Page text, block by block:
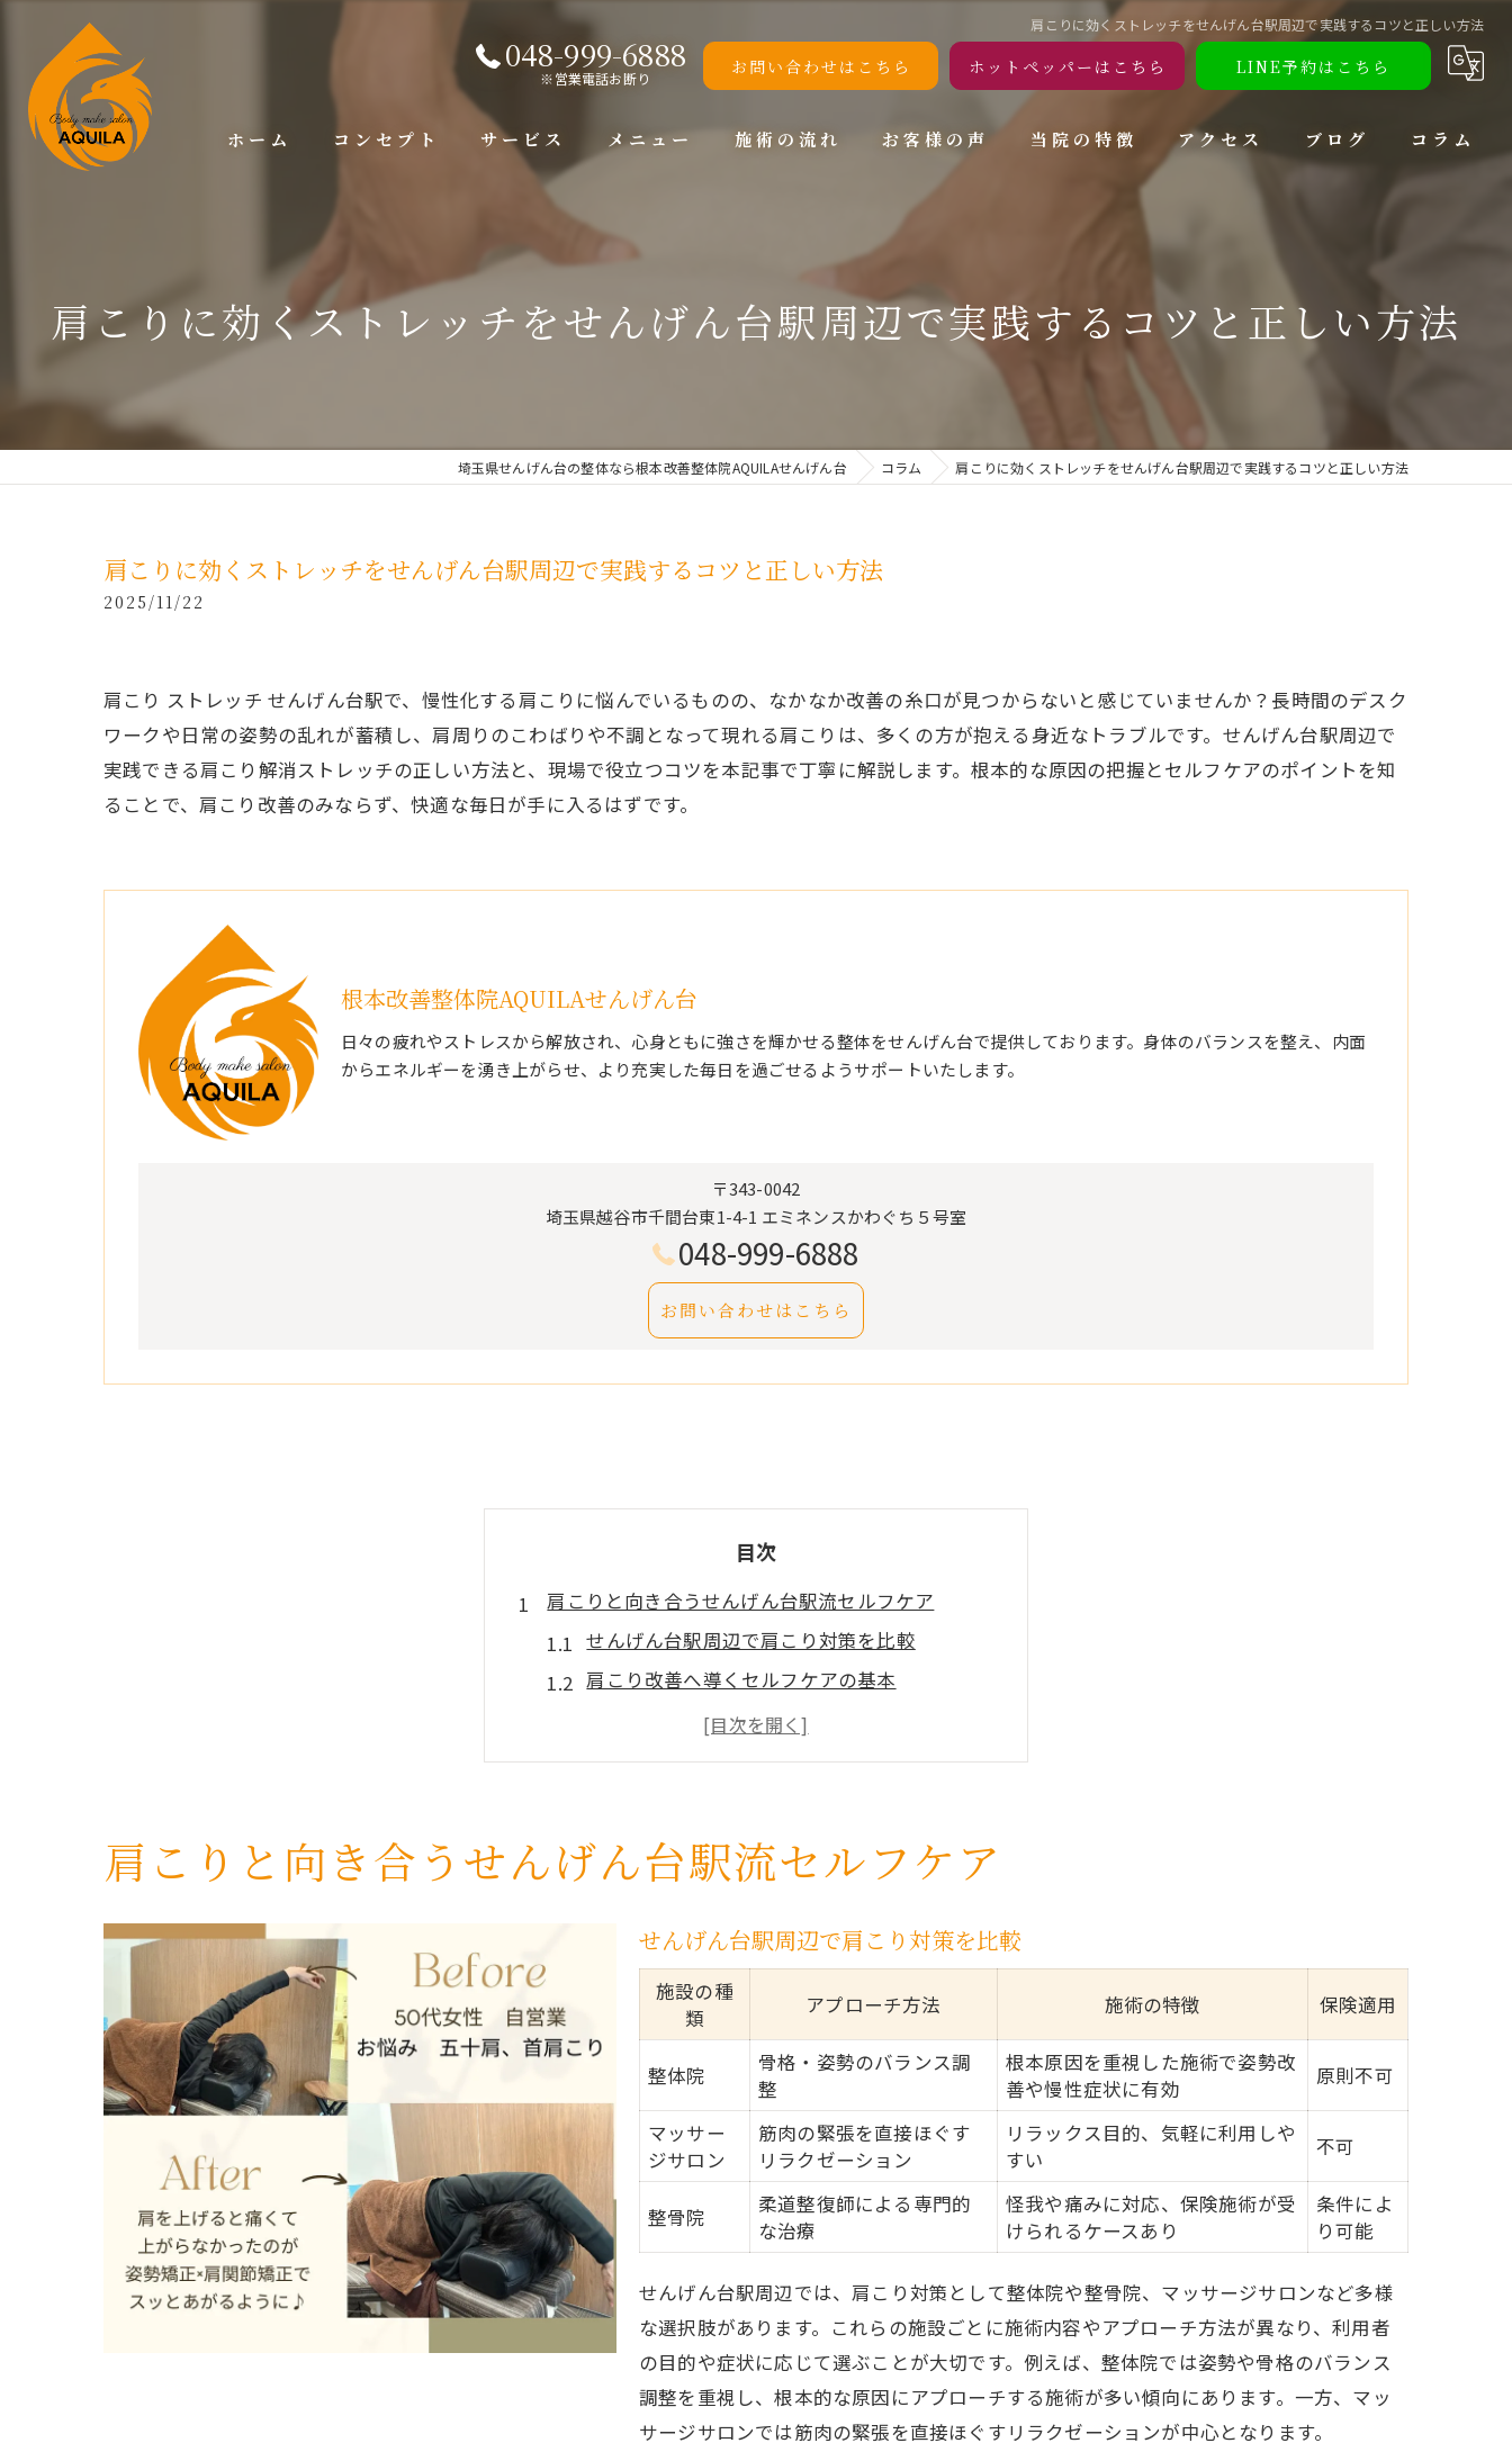
肩こりに効くストレッチをせんげん台駅周辺で実践するコツと正しい方法
048-999-6888
※営業電話お断り
お問い合わせはこちら ホットペッパーはこちら LINE予約はこちら
ホーム コンセプト サービス メニュー 施術の流れ お客様の声 当院の特徴
頭痛
アクセス ブログ コラム
肩こりに効くストレッチをせんげん台駅周辺で実践するコツと正しい方法
埼玉県せんげん台の整体なら根本改善整体院AQUILAせんげん台 コラム 肩こりに効くストレッチをせんげん台駅周辺で実践するコツと正しい方法
肩こりに効くストレッチをせんげん台駅周辺で実践するコツと正しい方法
2025/11/22
肩こり ストレッチ せんげん台駅で、慢性化する肩こりに悩んでいるものの、なかなか改善の糸口が見つからないと感じていませんか？長時間のデスク
ワークや日常の姿勢の乱れが蓄積し、肩周りのこわばりや不調となって現れる肩こりは、多くの方が抱える身近なトラブルです。せんげん台駅周辺で
実践できる肩こり解消ストレッチの正しい方法と、現場で役立つコツを本記事で丁寧に解説します。根本的な原因の把握とセルフケアのポイントを知
ることで、肩こり改善のみならず、快適な毎日が手に入るはずです。
根本改善整体院AQUILAせんげん台
日々の疲れやストレスから解放され、心身ともに強さを輝かせる整体をせんげん台で提供しております。身体のバランスを整え、内面
からエネルギーを湧き上がらせ、より充実した毎日を過ごせるようサポートいたします。
〒343-0042
埼玉県越谷市千間台東1-4-1 エミネンスかわぐち５号室
048-999-6888
お問い合わせはこちら
目次
肩こりと向き合うせんげん台駅流セルフケア
せんげん台駅周辺で肩こり対策を比較
肩こり改善へ導くセルフケアの基本
整体とストレッチを組み合わせた肩こり緩和術
日常生活で肩こりを感じたらまず試したい方法
ストレッチ習慣で肩こり解消を目指す秘訣
肩こりに効くストレッチ習慣の始め方
ストレッチを続けるためのモチベ維持法
肩こり軽減に役立つストレッチのコツ
せんげん台駅周辺で人気のストレッチ法
慢性肩こりに効く姿勢改善の新常識
肩こりと姿勢の関係性を徹底解説
姿勢改善で期待できる肩こり緩和効果
肩こり予防に最適な座り方ポイント
肩こりを悪化させないデスクワーク術
日常で意識したい姿勢のチェック方法
せんげん台駅付近で話題の肩こり対策法
せんげん台駅近くで実践できる肩こり対策
肩こりにおすすめのセルフケア法まとめ
整体やマッサージに頼らず肩こり緩和
肩こりと向き合うせんげん台駅流セルフケア
せんげん台駅周辺で肩こり対策を比較
施設の種
類
アプローチ方法 施術の特徴 保険適用
整体院
骨格・姿勢のバランス調
整
根本原因を重視した施術で姿勢改
善や慢性症状に有効
原則不可
マッサー
ジサロン
筋肉の緊張を直接ほぐす
リラクゼーション
リラックス目的、気軽に利用しや
すい
不可
整骨院
柔道整復師による専門的
な治療
怪我や痛みに対応、保険施術が受
けられるケースあり
条件によ
り可能
せんげん台駅周辺では、肩こり対策として整体院や整骨院、マッサージサロンなど多様
な選択肢があります。これらの施設ごとに施術内容やアプローチ方法が異なり、利用者
の目的や症状に応じて選ぶことが大切です。例えば、整体院では姿勢や骨格のバランス
調整を重視し、根本的な原因にアプローチする施術が多い傾向にあります。一方、マッ
サージサロンでは筋肉の緊張を直接ほぐすリラクゼーションが中心となります。